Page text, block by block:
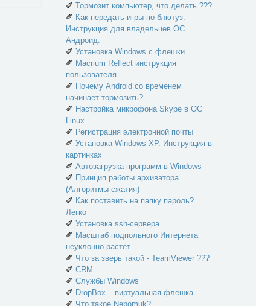
✐ Тормозит компьютер, что делать ???
✐ Как передать игры по блютуз.
Инструкция для владельцев ОС
Андроид.
✐ Установка Windows с флешки
✐ Macrium Reflect инструкция
пользователя
✐ Почему Android со временем
начинает тормозить?
✐ Настройка микрофона Skype в ОС
Linux.
✐ Регистрация электронной почты
✐ Установка Windows XP. Инструкция в
картинках
✐ Автозагрузка программ в Windows
✐ Принцип работы архиватора
(Алгоритмы сжатия)
✐ Как поставить на папку пароль?
Легко
✐ Установка ssh-сервера
✐ Масштаб подпольного Интернета
неуклонно растёт
✐ Что за зверь такой - TeamViewer ???
✐ CRM
✐ Службы Windows
✐ DropBox – виртуальная флешка
✐ Что такое Nepomuk?